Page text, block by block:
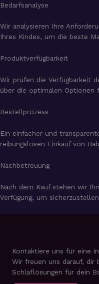
Bedarfsanalyse
Wir analysieren Ihre
Ihres Kindes, um die beste
Produktverfügbarkeit
Wir prüfen die Verfügbarkeit
über die optimalen Optionen
Bestellprozess
Ein einfacher und
reibungslosen Einkauf von
Nachbetreuung
Nach dem Kauf stehen wir
Verfügung, um
Kontaktiere uns für eine
Wir freuen uns darauf, dir
Schlaflösungen für dein